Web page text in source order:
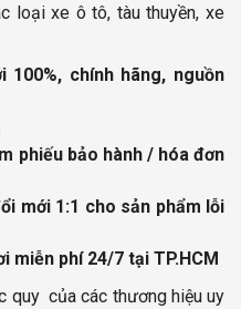
loại xe ô tô, tàu thuyền, xe
100%, chính hãng, nguồn
phiếu bảo hành / hóa đơn
mới 1:1 cho sản phẩm lỗi
miễn phí24/7 tại TP.HCM
quy của các thương hiệu uy